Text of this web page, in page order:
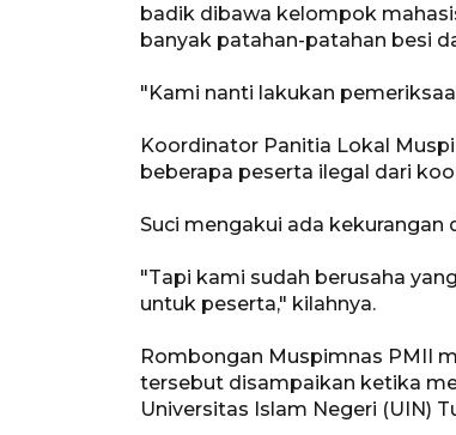
badik dibawa kelompok
banyak patahan-patahan besi
"Kami nanti lakukan
Koordinator Panitia Lokal
beberapa peserta ilegal dari
Suci mengakui ada
"Tapi kami sudah berusaha
untuk peserta," kilahnya.
Rombongan Muspimnas PMII
tersebut disampaikan ketika
Universitas Islam Negeri (UIN)